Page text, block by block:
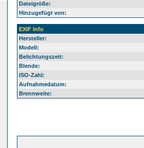
Dateigröße:
Hinzugefügt von:
EXIF Info
Hersteller:
Modell:
Belichtungszeit:
Blende:
ISO-Zahl:
Aufnahmedatum:
Brennweite: